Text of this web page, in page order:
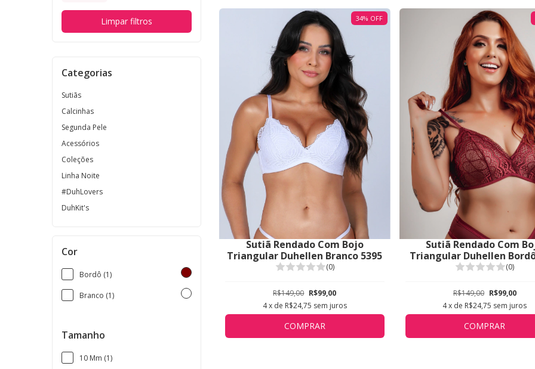
Limpar filtros
Categorias
Sutiãs
Calcinhas
Segunda Pele
Acessórios
Coleções
Linha Noite
#DuhLovers
DuhKit's
Cor
Bordô (1)
Branco (1)
Tamanho
10 Mm (1)
34% OFF
Sutiã Rendado Com Bojo
Triangular Duhellen Branco 5395
(0)
R$149,00 R$99,00
4x de R$24,75 sem juros
COMPRAR
Sutiã Rendado Com
Triangular Duhellen
(0)
R$149,00 R$99,00
4x de R$24,75 sem juros
COMPRAR